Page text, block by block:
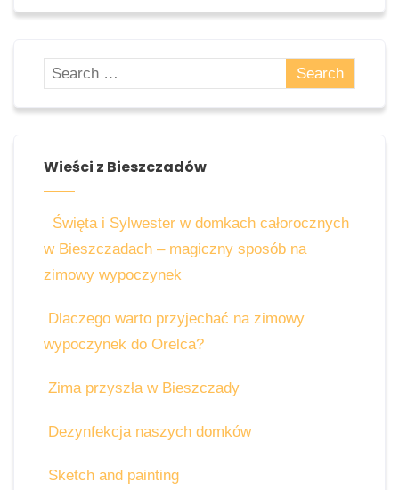
Wieści z Bieszczadów
Święta i Sylwester w domkach całorocznych
w Bieszczadach – magiczny sposób na
zimowy wypoczynek
Dlaczego warto przyjechać na zimowy
wypoczynek do Orelca?
Zima przyszła w Bieszczady
Dezynfekcja naszych domków
Sketch and painting